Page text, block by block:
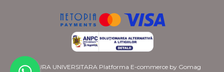
EDITURA UNIVERSITARA Platforma E-commerce by Gomag